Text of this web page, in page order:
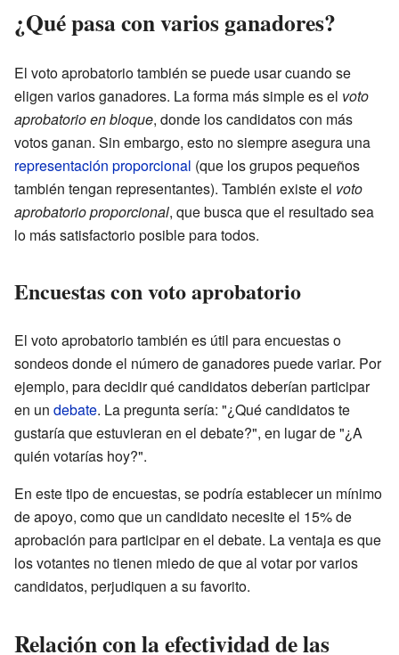
¿Qué pasa con varios ganadores?
El voto aprobatorio también se puede usar cuando se
eligen varios ganadores. La forma más simple es el voto
aprobatorio en bloque, donde los candidatos con más
votos ganan. Sin embargo, esto no siempre asegura una
representación proporcional (que los grupos pequeños
también tengan representantes). También existe el voto
aprobatorio proporcional, que busca que el resultado sea
lo más satisfactorio posible para todos.
Encuestas con voto aprobatorio
El voto aprobatorio también es útil para encuestas o
sondeos donde el número de ganadores puede variar. Por
ejemplo, para decidir qué candidatos deberían participar
en un debate. La pregunta sería: "¿Qué candidatos te
gustaría que estuvieran en el debate?", en lugar de "¿A
quién votarías hoy?".
En este tipo de encuestas, se podría establecer un mínimo
de apoyo, como que un candidato necesite el 15% de
aprobación para participar en el debate. La ventaja es que
los votantes no tienen miedo de que al votar por varios
candidatos, perjudiquen a su favorito.
Relación con la efectividad de las